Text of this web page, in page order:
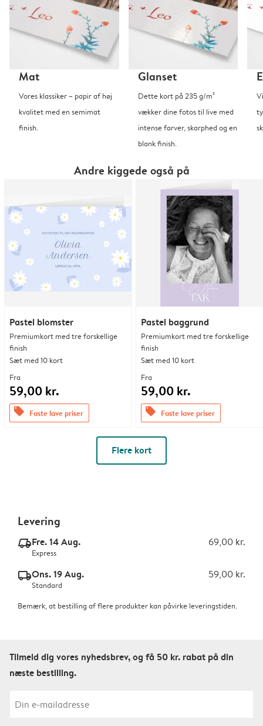
Mat
Vores klassiker – papir af høj
kvalitet med en semimat
finish.
Glanset
Dette kort på 235 g/m²
vækker dine fotos til live med
intense farver, skarphed og en
blank finish.
Andre kiggede også på
Pastel blomster
Premiumkort med tre forskellige
finish
Sæt med 10 kort
Fra
59,00 kr.
offers Faste lave priser
Pastel baggrund
Premiumkort med tre forskellige
finish
Sæt med 10 kort
Fra
59,00 kr.
offers Faste lave priser
Flere kort
Levering
delivery_express_v2Fre. 14 Aug. 69,00 kr.
Express
delivery_standard_v2Ons. 19 Aug. 59,00 kr.
Standard
Bemærk, at bestilling af flere produkter kan påvirke leveringstiden.
Tilmeld dig vores nyhedsbrev, og få 50 kr. rabat på din
næste bestilling.